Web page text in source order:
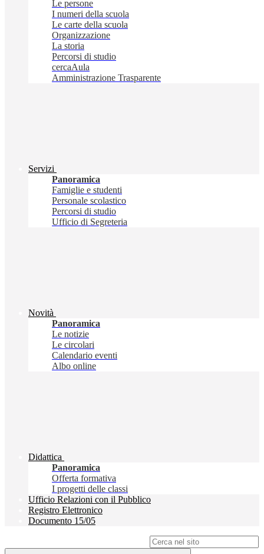
Le persone
I numeri della scuola
Le carte della scuola
Organizzazione
La storia
Percorsi di studio
cercaAula
Amministrazione Trasparente
Servizi
Panoramica
Famiglie e studenti
Personale scolastico
Percorsi di studio
Ufficio di Segreteria
Novità
Panoramica
Le notizie
Le circolari
Calendario eventi
Albo online
Didattica
Panoramica
Offerta formativa
I progetti delle classi
Ufficio Relazioni con il Pubblico
Registro Elettronico
Documento 15/05